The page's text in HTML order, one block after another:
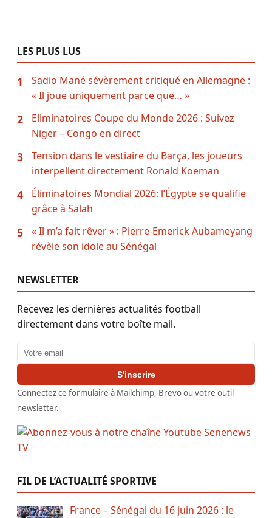
LES PLUS LUS
1
Sadio Mané sévèrement critiqué en Allemagne :
« Il joue uniquement parce que… »
2
Eliminatoires Coupe du Monde 2026 : Suivez
Niger – Congo en direct
3
Tension dans le vestiaire du Barça, les joueurs
interpellent directement Ronald Koeman
4
Éliminatoires Mondial 2026: l’Égypte se qualifie
grâce à Salah
5
« Il m’a fait rêver » : Pierre-Emerick Aubameyang
révèle son idole au Sénégal
NEWSLETTER
Recevez les dernières actualités football
directement dans votre boîte mail.
Adresse email
S'inscrire
Connectez ce formulaire à Mailchimp, Brevo ou votre outil
newsletter.
FIL DE L’ACTUALITÉ SPORTIVE
France – Sénégal du 16 juin 2026 : le